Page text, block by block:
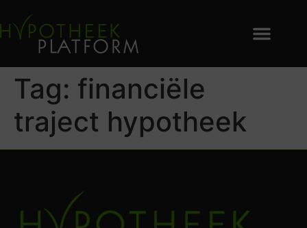
Tag: financiële
traject hypotheek